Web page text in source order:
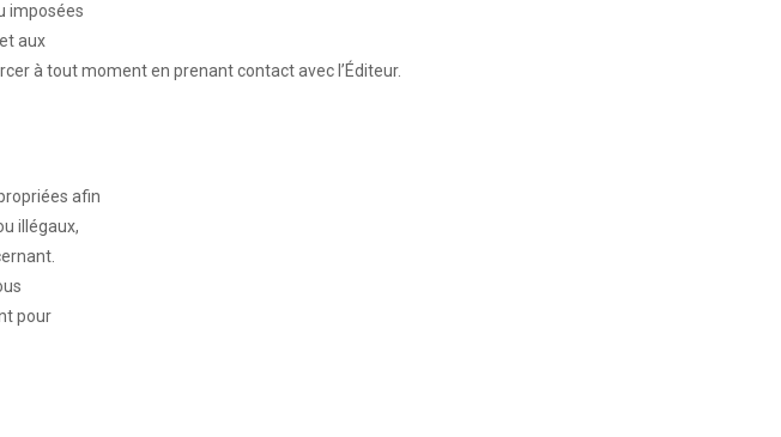
imposées
aux
à tout moment en prenant contact avec l’Éditeur.
afin
illégaux,
pour